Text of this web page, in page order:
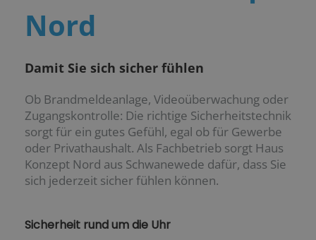
Nord
Damit Sie sich sicher fühlen
Ob Brandmeldeanlage, Videoüberwachung oder
Zugangskontrolle: Die richtige Sicherheitstechnik
sorgt für ein gutes Gefühl, egal ob für Gewerbe
oder Privathaushalt. Als Fachbetrieb sorgt Haus
Konzept Nord aus Schwanewede dafür, dass Sie
sich jederzeit sicher fühlen können.
Sicherheit rund um die Uhr